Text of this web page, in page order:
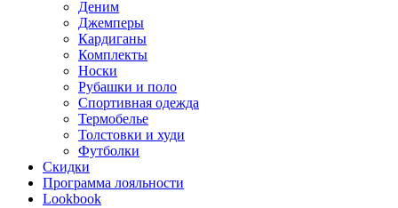
Деним
Джемперы
Кардиганы
Комплекты
Носки
Рубашки и поло
Спортивная одежда
Термобелье
Толстовки и худи
Футболки
Скидки
Программа лояльности
Lookbook